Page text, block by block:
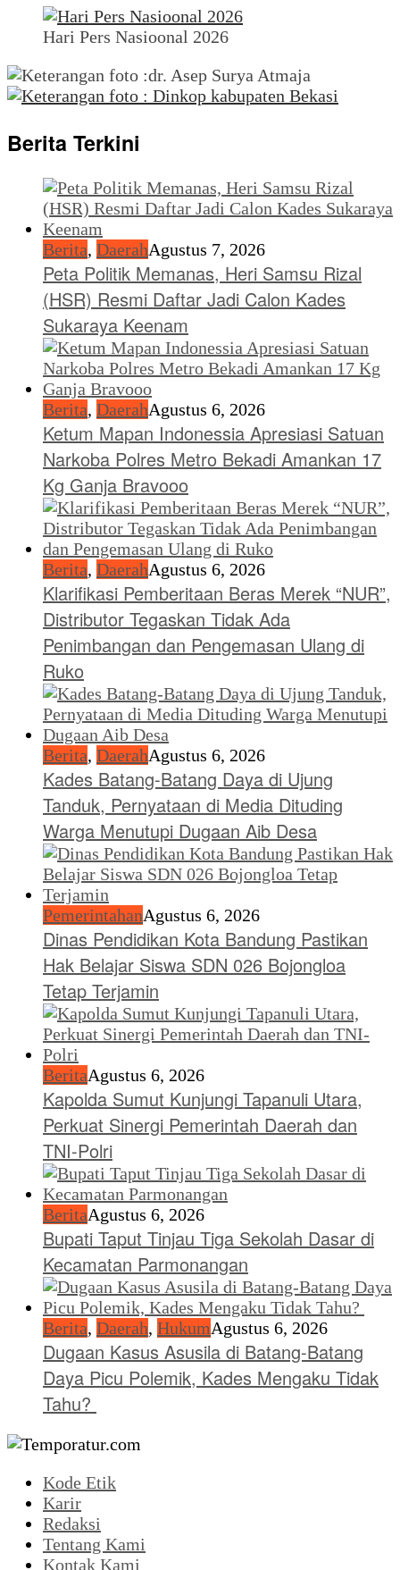
Hari Pers Nasioonal 2026
Berita Terkini
Berita, DaerahAgustus 7, 2026
Peta Politik Memanas, Heri Samsu Rizal
(HSR) Resmi Daftar Jadi Calon Kades
Sukaraya Keenam
Berita, DaerahAgustus 6, 2026
Ketum Mapan Indonessia Apresiasi Satuan
Narkoba Polres Metro Bekadi Amankan 17
Kg Ganja Bravooo
Berita, DaerahAgustus 6, 2026
Klarifikasi Pemberitaan Beras Merek “NUR”,
Distributor Tegaskan Tidak Ada
Penimbangan dan Pengemasan Ulang di
Ruko
Berita, DaerahAgustus 6, 2026
Kades Batang-Batang Daya di Ujung
Tanduk, Pernyataan di Media Dituding
Warga Menutupi Dugaan Aib Desa
PemerintahanAgustus 6, 2026
Dinas Pendidikan Kota Bandung Pastikan
Hak Belajar Siswa SDN 026 Bojongloa
Tetap Terjamin
BeritaAgustus 6, 2026
Kapolda Sumut Kunjungi Tapanuli Utara,
Perkuat Sinergi Pemerintah Daerah dan
TNI-Polri
BeritaAgustus 6, 2026
Bupati Taput Tinjau Tiga Sekolah Dasar di
Kecamatan Parmonangan
Berita, Daerah, HukumAgustus 6, 2026
Dugaan Kasus Asusila di Batang-Batang
Daya Picu Polemik, Kades Mengaku Tidak
Tahu?
Kode Etik
Karir
Redaksi
Tentang Kami
Kontak Kami